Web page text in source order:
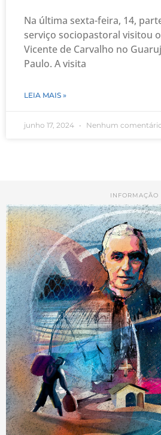
Na última sexta-feira, 14,
serviço sociopastoral visitou o
Vicente de Carvalho no
Paulo. A visita
LEIA MAIS »
junho 17, 2024 Nenhum
INFORMAÇÃO